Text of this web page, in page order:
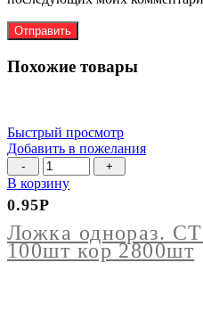
Похожие товары
Быстрый просмотр
Добавить в пожелания
Количество
товара
Ложка
однораз.
СТОЛОВАЯ
упак
100шт
В корзину
Ложка однораз.
100шт кор 2800шт
0.95Р